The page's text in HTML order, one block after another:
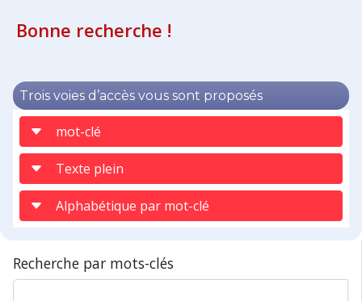
Bonne recherche !
Trois voies d’accès vous sont proposés
mot-clé
Texte plein
Alphabétique par mot-clé
Recherche par mots-clés